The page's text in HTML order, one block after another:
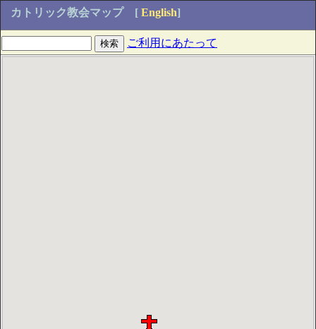
カトリック教会マップ [ English]
ご利用にあたって